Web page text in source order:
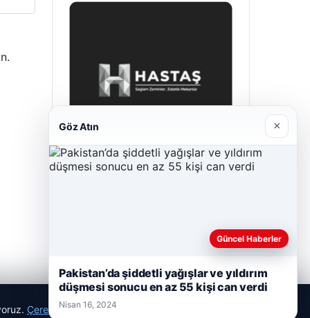
Çerez Politikamız
Göz Atın ×
Güncel Haberler
Pakistan’da şiddetli yağışlar ve yıldırım
düşmesi sonucu en az 55 kişi can verdi
Nisan 16, 2024